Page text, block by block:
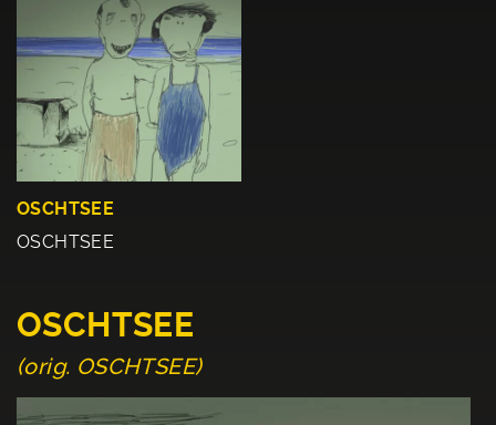
OSCHTSEE
OSCHTSEE
OSCHTSEE
(orig. OSCHTSEE)